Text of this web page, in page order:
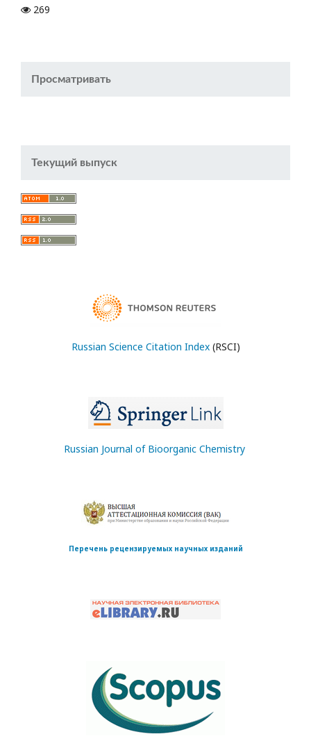
269
Просматривать
Текущий выпуск
Russian Science Citation Index(RSCI)
Russian Journal of Bioorganic Chemistry
Перечень рецензируемых научных изданий